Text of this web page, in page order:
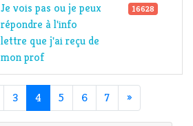
Je vois pas ou je peux
répondre à l'info
lettre que j'ai reçu de
mon prof
16628
3 4 (en cours)
5 6 7 »